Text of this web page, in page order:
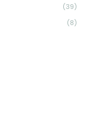
(39)
(8)